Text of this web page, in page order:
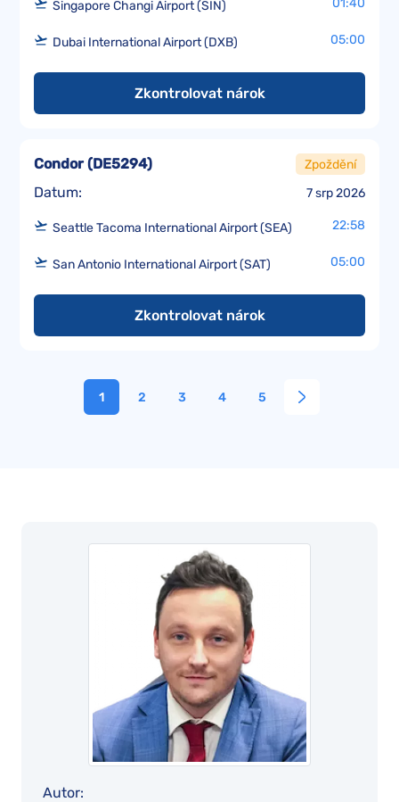
Singapore Changi Airport (SIN) 01:40
Dubai International Airport (DXB) 05:00
Zkontrolovat nárok
Datum: 7 srp 2026
Condor(DE5294) Zpoždění
Seattle Tacoma International Airport (SEA) 22:58
San Antonio International Airport (SAT) 05:00
Zkontrolovat nárok
1 2 3 4 5
Autor: